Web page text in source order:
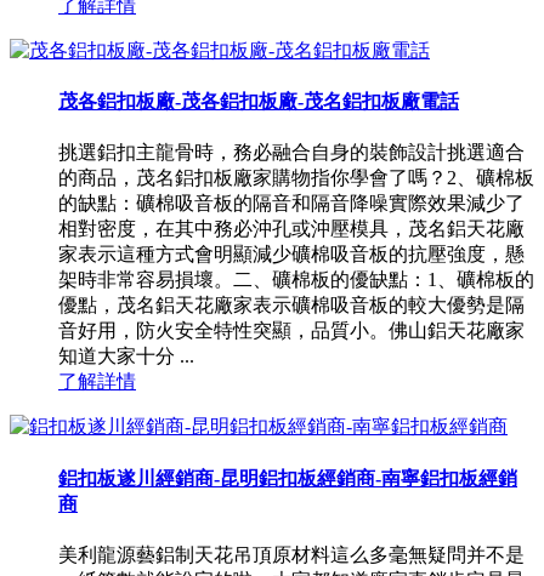
了解詳情
茂各鋁扣板廠-茂各鋁扣板廠-茂名鋁扣板廠電話
挑選鋁扣主龍骨時，務必融合自身的裝飾設計挑選適合
的商品，茂名鋁扣板廠家購物指你學會了嗎？2、礦棉板
的缺點：礦棉吸音板的隔音和隔音降噪實際效果減少了
相對密度，在其中務必沖孔或沖壓模具，茂名鋁天花廠
家表示這種方式會明顯減少礦棉吸音板的抗壓強度，懸
架時非常容易損壞。二、礦棉板的優缺點：1、礦棉板的
優點，茂名鋁天花廠家表示礦棉吸音板的較大優勢是隔
音好用，防火安全特性突顯，品質小。佛山鋁天花廠家
知道大家十分 ...
了解詳情
鋁扣板遂川經銷商-昆明鋁扣板經銷商-南寧鋁扣板經銷
商
美利龍源藝鋁制天花吊頂原材料這么多毫無疑問并不是